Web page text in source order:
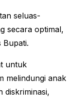
seluas-
secara optimal,
Bupati.
untuk
melindungi anak
diskriminasi,